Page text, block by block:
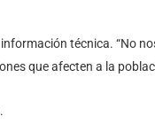
técnica. “No
que afecten a la